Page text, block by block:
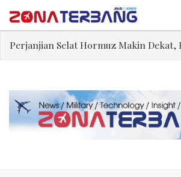
Filsafat “Toy Story”
Tiongkok Pamerkan Jet Pembom H-6N